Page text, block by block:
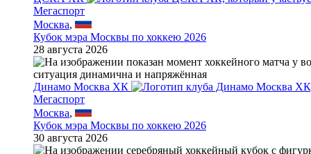
Мегаспорт
Москва,
Кубок мэра Москвы по хоккею 2026
28 августа 2026
Динамо Москва ХК
Мегаспорт
Москва,
Кубок мэра Москвы по хоккею 2026
30 августа 2026